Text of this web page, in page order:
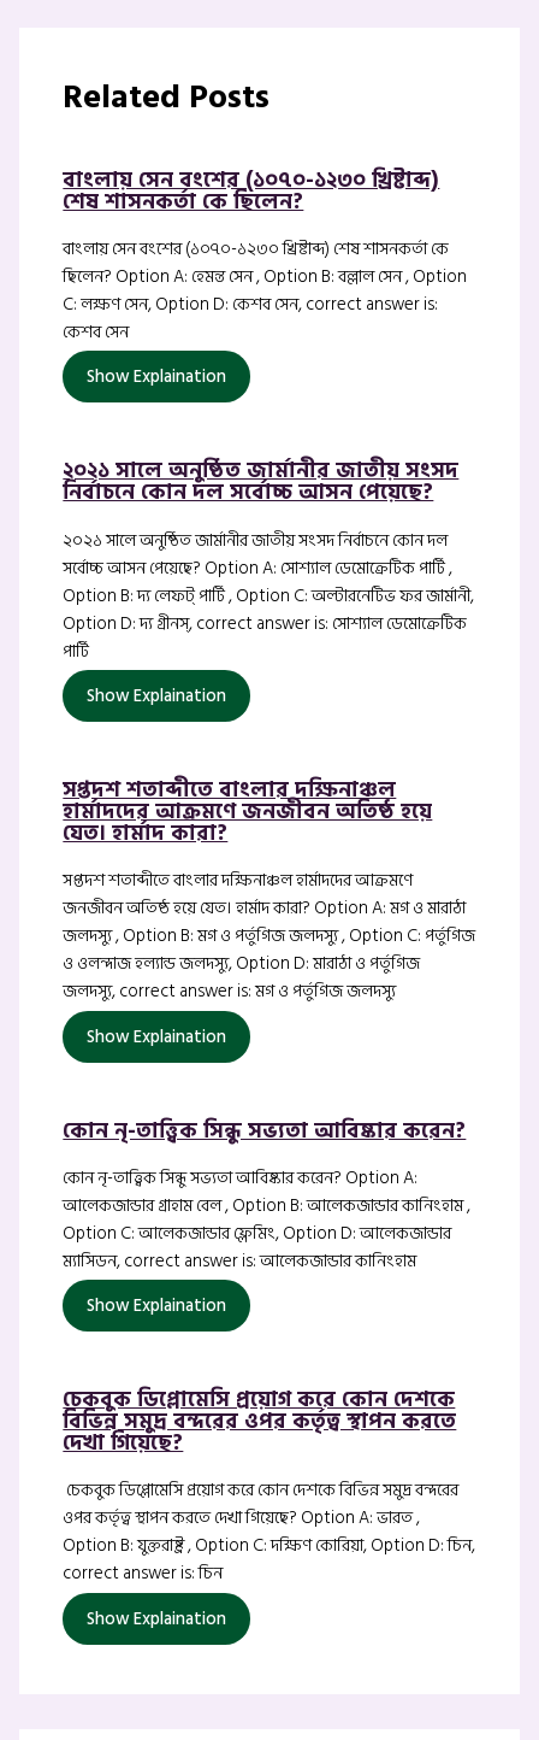
Related Posts
বাংলায় সেন বংশের (১০৭০-১২৩০ খ্রিষ্টাব্দ)
শেষ শাসনকর্তা কে ছিলেন?
বাংলায় সেন বংশের (১০৭০-১২৩০ খ্রিষ্টাব্দ) শেষ শাসনকর্তা কে
ছিলেন? Option A: হেমন্ত সেন , Option B: বল্লাল সেন , Option
C: লক্ষণ সেন, Option D: কেশব সেন, correct answer is:
কেশব সেন
Show Explaination
২০২১ সালে অনুষ্ঠিত জার্মানীর জাতীয় সংসদ
নির্বাচনে কোন দল সর্বোচ্চ আসন পেয়েছে?
২০২১ সালে অনুষ্ঠিত জার্মানীর জাতীয় সংসদ নির্বাচনে কোন দল
সর্বোচ্চ আসন পেয়েছে? Option A: সোশ্যাল ডেমোক্রেটিক পার্টি ,
Option B: দ্য লেফট্ পার্টি , Option C: অল্টারনেটিভ ফর জার্মানী,
Option D: দ্য গ্রীনস্, correct answer is: সোশ্যাল ডেমোক্রেটিক
পার্টি
Show Explaination
সপ্তদশ শতাব্দীতে বাংলার দক্ষিনাঞ্চল
হার্মাদদের আক্রমণে জনজীবন অতিষ্ঠ হয়ে
যেত। হার্মাদ কারা?
সপ্তদশ শতাব্দীতে বাংলার দক্ষিনাঞ্চল হার্মাদদের আক্রমণে
জনজীবন অতিষ্ঠ হয়ে যেত। হার্মাদ কারা? Option A: মগ ও মারাঠা
জলদস্যু , Option B: মগ ও পর্তুগিজ জলদস্যু , Option C: পর্তুগিজ
ও ওলন্দাজ হল্যান্ড জলদস্যু, Option D: মারাঠা ও পর্তুগিজ
জলদস্যু, correct answer is: মগ ও পর্তুগিজ জলদস্যু
Show Explaination
কোন নৃ-তাত্ত্বিক সিন্ধু সভ্যতা আবিষ্কার করেন?
কোন নৃ-তাত্ত্বিক সিন্ধু সভ্যতা আবিষ্কার করেন? Option A:
আলেকজান্ডার গ্রাহাম বেল , Option B: আলেকজান্ডার কানিংহাম ,
Option C: আলেকজান্ডার ফ্লেমিং, Option D: আলেকজান্ডার
ম্যাসিডন, correct answer is: আলেকজান্ডার কানিংহাম
Show Explaination
চেকবুক ডিপ্লোমেসি প্রয়োগ করে কোন দেশকে
বিভিন্ন সমুদ্র বন্দরের ওপর কর্তৃত্ব স্থাপন করতে
দেখা গিয়েছে?
চেকবুক ডিপ্লোমেসি প্রয়োগ করে কোন দেশকে বিভিন্ন সমুদ্র বন্দরের
ওপর কর্তৃত্ব স্থাপন করতে দেখা গিয়েছে? Option A: ভারত ,
Option B: যুক্তরাষ্ট্র , Option C: দক্ষিণ কোরিয়া, Option D: চিন,
correct answer is: চিন
Show Explaination